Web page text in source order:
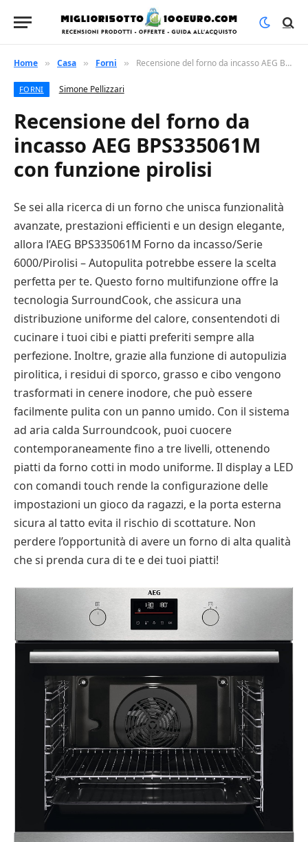
Home » Casa » Forni » Recensione del forno da incasso AEG BPS335061M con funzione pirolisi
FORNI Simone Pellizzari
Recensione del forno da
incasso AEG BPS335061M
con funzione pirolisi
Se sei alla ricerca di un forno che unisca funzionalità
avanzate, prestazioni efficienti e un design elegante,
allora l’AEG BPS335061M Forno da incasso/Serie
6000/Pirolisi – Autopulita potrebbe essere la scelta
perfetta per te. Questo forno multifunzione offre la
tecnologia SurroundCook, che assicura una
distribuzione uniforme del calore, consentendoti di
cucinare i tuoi cibi e piatti preferiti sempre alla
perfezione. Inoltre, grazie alla funzione di autopulizia
pirolitica, i residui di sporco, grasso e cibo vengono
trasformati in cenere inodore, che può essere
facilmente pulita con un panno umido. Con il sistema
ad aria calda Surroundcook, puoi cuocere
contemporaneamente fino a tre livelli, ottenendo
piatti da forno cotti in modo uniforme. Il display a LED
con comandi touch rende la configurazione delle
impostazioni un gioco da ragazzi, e la porta esterna
sicura al tatto evita il rischio di scottature. Non
perdere l’opportunità di avere un forno di alta qualità
che si prenda cura di te e dei tuoi piatti!